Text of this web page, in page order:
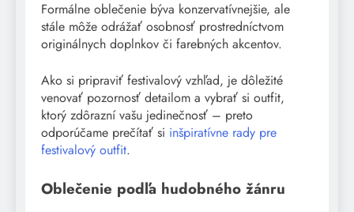
Formálne oblečenie býva konzervatívnejšie, ale
stále môže odrážať osobnosť prostredníctvom
originálnych doplnkov či farebných akcentov.
Ako si pripraviť festivalový vzhľad, je dôležité
venovať pozornosť detailom a vybrať si outfit,
ktorý zdôrazní vašu jedinečnosť – preto
odporúčame prečítať si inšpiratívne rady pre
festivalový outfit.
Oblečenie podľa hudobného žánru